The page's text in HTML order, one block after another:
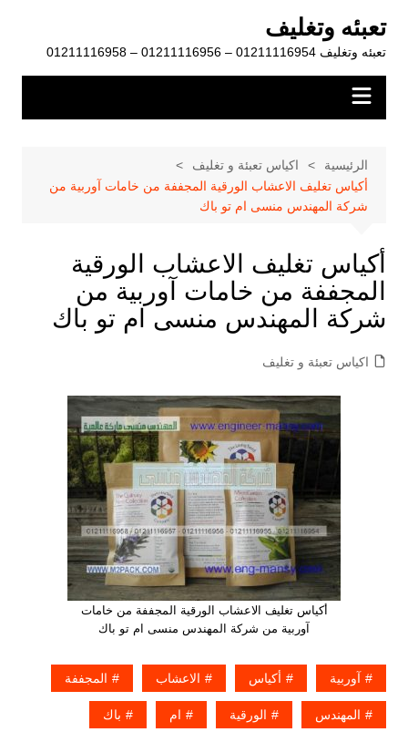
المحتوى
تعبئه وتغليف
تعبئه وتغليف 01211116954 – 01211116956 – 01211116958
الرئيسية
اكياس تعبئة و تغليف
أكياس تغليف الاعشاب الورقية المجففة من خامات آوربية من
شركة المهندس منسى ام تو باك
أكياس تغليف الاعشاب الورقية
المجففة من خامات آوربية من
شركة المهندس منسى ام تو باك
اكياس تعبئة و تغليف
أكياس تغليف الاعشاب الورقية المجففة من خامات
آوربية من شركة المهندس منسى ام تو باك
آوربية أكياس الاعشاب المجففة
المهندس الورقية ام باك